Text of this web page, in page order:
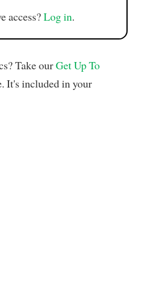
access?Log in.
Take ourGet Up To
It's included in your